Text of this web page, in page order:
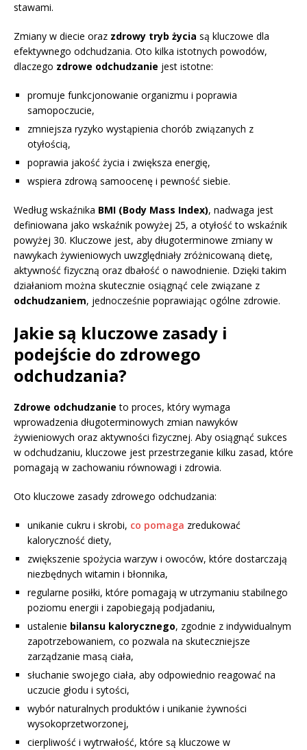
stawami.
Zmiany w diecie oraz zdrowy tryb życia są kluczowe dla
efektywnego odchudzania. Oto kilka istotnych powodów,
dlaczego zdrowe odchudzanie jest istotne:
promuje funkcjonowanie organizmu i poprawia
samopoczucie,
zmniejsza ryzyko wystąpienia chorób związanych z
otyłością,
poprawia jakość życia i zwiększa energię,
wspiera zdrową samoocenę i pewność siebie.
Według wskaźnika BMI (Body Mass Index), nadwaga jest
definiowana jako wskaźnik powyżej 25, a otyłość to wskaźnik
powyżej 30. Kluczowe jest, aby długoterminowe zmiany w
nawykach żywieniowych uwzględniały zróżnicowaną dietę,
aktywność fizyczną oraz dbałość o nawodnienie. Dzięki takim
działaniom można skutecznie osiągnąć cele związane z
odchudzaniem, jednocześnie poprawiając ogólne zdrowie.
Jakie są kluczowe zasady i
podejście do zdrowego
odchudzania?
Zdrowe odchudzanie to proces, który wymaga
wprowadzenia długoterminowych zmian nawyków
żywieniowych oraz aktywności fizycznej. Aby osiągnąć sukces
w odchudzaniu, kluczowe jest przestrzeganie kilku zasad, które
pomagają w zachowaniu równowagi i zdrowia.
Oto kluczowe zasady zdrowego odchudzania:
unikanie cukru i skrobi, co pomaga zredukować
kaloryczność diety,
zwiększenie spożycia warzyw i owoców, które dostarczają
niezbędnych witamin i błonnika,
regularne posiłki, które pomagają w utrzymaniu stabilnego
poziomu energii i zapobiegają podjadaniu,
ustalenie bilansu kalorycznego, zgodnie z indywidualnym
zapotrzebowaniem, co pozwala na skuteczniejsze
zarządzanie masą ciała,
słuchanie swojego ciała, aby odpowiednio reagować na
uczucie głodu i sytości,
wybór naturalnych produktów i unikanie żywności
wysokoprzetworzonej,
cierpliwość i wytrwałość, które są kluczowe w